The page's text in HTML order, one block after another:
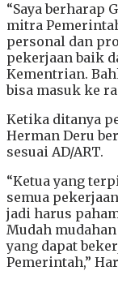
“Saya berharap
mitra
personal dan
pekerjaan baik
Kementrian.
bisa masuk ke
Ketika ditanya
Herman Deru
sesuai AD/ART.
“Ketua yang
semua
jadi harus
Mudah
yang dapat
Pemerintah,”